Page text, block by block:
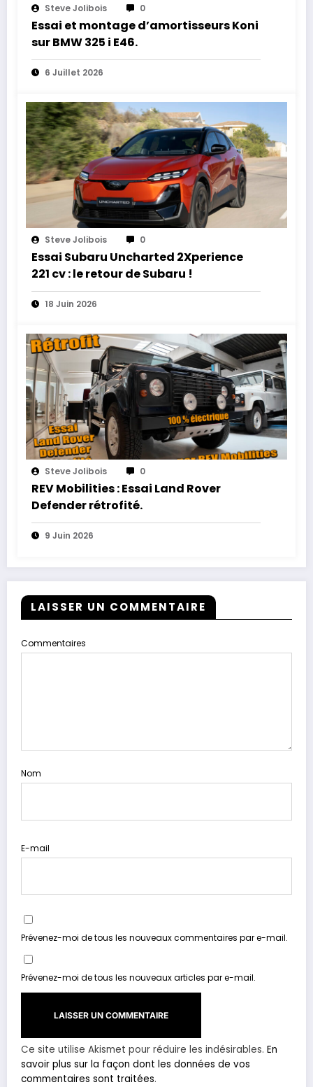
Steve Jolibois 0
Essai et montage d’amortisseurs Koni
sur BMW 325 i E46.
6 Juillet 2026
Steve Jolibois 0
Essai Subaru Uncharted 2Xperience
221 cv : le retour de Subaru !
18 Juin 2026
Steve Jolibois 0
REV Mobilities : Essai Land Rover
Defender rétrofité.
9 Juin 2026
LAISSER UN COMMENTAIRE
Commentaires
Nom
E-mail
Prévenez-moi de tous les nouveaux commentaires par e-mail.
Prévenez-moi de tous les nouveaux articles par e-mail.
Ce site utilise Akismet pour réduire les indésirables. En
savoir plus sur la façon dont les données de vos
commentaires sont traitées.